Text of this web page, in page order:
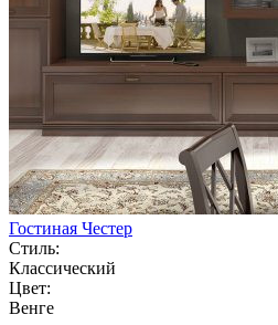
Гостиная Честер
Стиль:
Классический
Цвет:
Венге